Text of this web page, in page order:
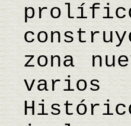
zona
varios